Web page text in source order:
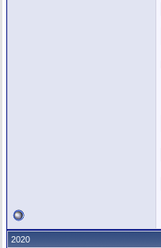
2020